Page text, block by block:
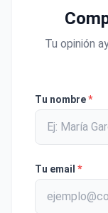
Tu opinión
Tu nombre*
Tu email *